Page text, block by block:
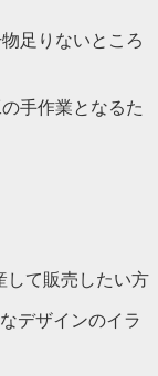
足りないところ
手作業となるた
して販売したい方
デザインのイラ